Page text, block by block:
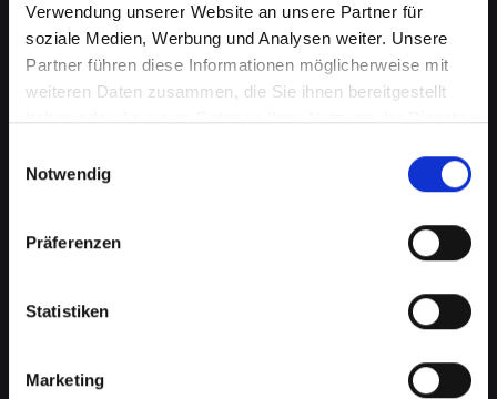
Verwendung unserer Website an unsere Partner für
soziale Medien, Werbung und Analysen weiter. Unsere
Partner führen diese Informationen möglicherweise mit
weiteren Daten zusammen, die Sie ihnen bereitgestellt
haben oder die sie im Rahmen Ihrer Nutzung der Dienste
Notwendig
Präferenzen
Statistiken
Marketing
Zerbrochenes Glas an Ihrem
IPHONE-11 in Bad-st-leonhard-
im-lavanttal? Wir reparieren es
Ein zerbrochenes Glas ist nicht nur ein
optisches Problem, sondern kann auch die
Funktionalität Ihres IPHONE-11